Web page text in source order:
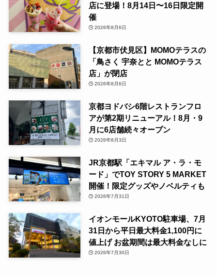
店に登場！8月14日〜16日限定開
催
2026年8月6日
【京都市伏見区】MOMOテラスの
「鳥さく 宇奈とと MOMOテラス
店」が閉店
2026年8月6日
京都ヨドバシ6階レストランフロ
アが第2期リニューアル！8月・9
月に6店舗続々オープン
2026年8月3日
JR京都駅「エキマル ア・ラ・モ
ード」でTOY STORY 5 MARKET
開催！限定グッズやノベルティも
2026年7月31日
イオンモールKYOTO駐車場、7月
31日から平日最大料金1,100円に
値上げ お盆期間は最大料金なしに
2026年7月30日